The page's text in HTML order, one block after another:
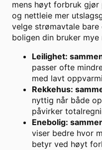
mens høyt forbruk
og nettleie mer
velge strømavtale
boligen din bruker
Leilighet:
passer ofte
med lavt
Rekkehus:
nyttig når både
påvirker
Enebolig:
viser bedre hvor
betyr ved høyt